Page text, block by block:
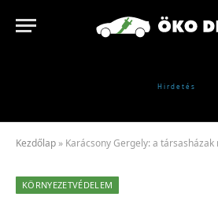
Kezdőlap » Karácsony Gergely: a társasházak nélkül nem érhetőek el a
KÖRNYEZETVÉDELEM